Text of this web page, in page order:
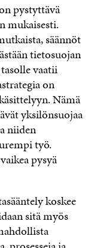
pystyttävä
mukaisesti.
säännöt
tietosuojan
vaatii
on
Nämä
yksilönsuojaa
niiden
työ.
pysyä
koskee
sitä myös